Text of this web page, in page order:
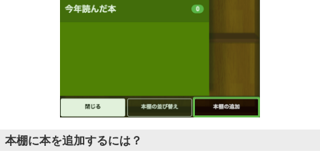
本棚に本を追加するには？